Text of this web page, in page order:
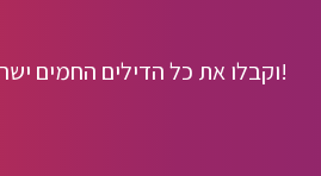
וקבלו את כל הדילים החמים ישר למייל!